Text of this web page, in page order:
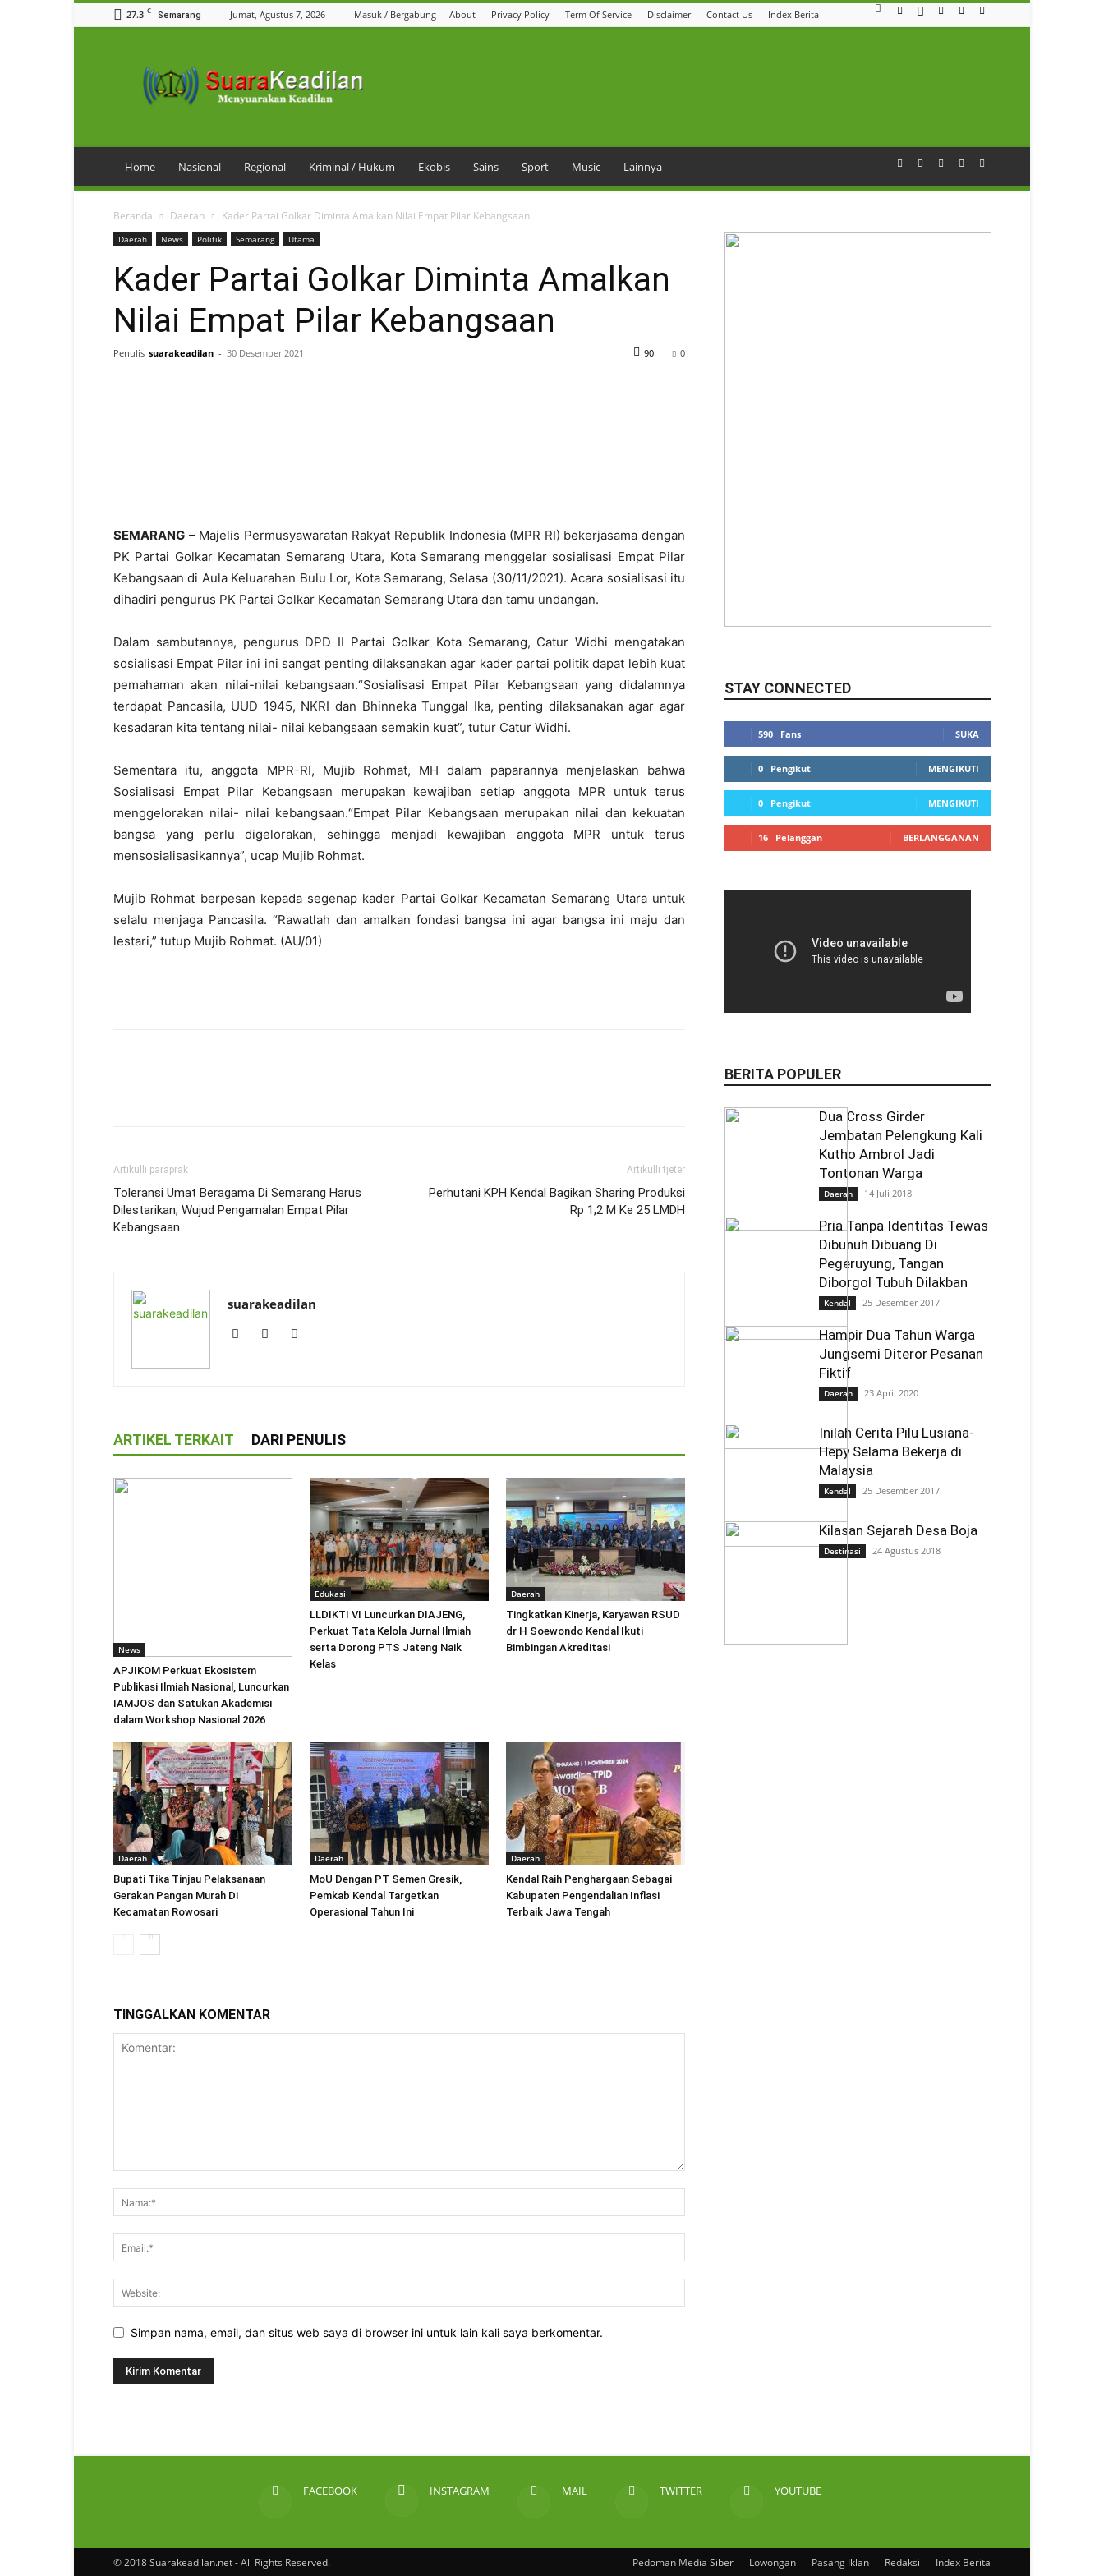
27.3 C Semarang Jumat, Agustus 7, 2026 Masuk / Bergabung About Privacy Policy Term Of Service Disclaimer Contact Us Index Berita
Home Nasional Regional Kriminal / Hukum Ekobis Sains Sport Music Lainnya
Beranda Daerah Kader Partai Golkar Diminta Amalkan Nilai Empat Pilar Kebangsaan
Daerah News Politik Semarang Utama
Kader Partai Golkar Diminta Amalkan
Nilai Empat Pilar Kebangsaan
Penulis suarakeadilan - 30 Desember 2021 0
90
SEMARANG – Majelis Permusyawaratan Rakyat Republik Indonesia (MPR RI) bekerjasama dengan
PK Partai Golkar Kecamatan Semarang Utara, Kota Semarang menggelar sosialisasi Empat Pilar
Kebangsaan di Aula Keluarahan Bulu Lor, Kota Semarang, Selasa (30/11/2021). Acara sosialisasi itu
dihadiri pengurus PK Partai Golkar Kecamatan Semarang Utara dan tamu undangan.
Dalam sambutannya, pengurus DPD II Partai Golkar Kota Semarang, Catur Widhi mengatakan
sosialisasi Empat Pilar ini ini sangat penting dilaksanakan agar kader partai politik dapat lebih kuat
pemahaman akan nilai-nilai kebangsaan.“Sosialisasi Empat Pilar Kebangsaan yang didalamnya
terdapat Pancasila, UUD 1945, NKRI dan Bhinneka Tunggal Ika, penting dilaksanakan agar agar
kesadaran kita tentang nilai- nilai kebangsaan semakin kuat”, tutur Catur Widhi.
Sementara itu, anggota MPR-RI, Mujib Rohmat, MH dalam paparannya menjelaskan bahwa
Sosialisasi Empat Pilar Kebangsaan merupakan kewajiban setiap anggota MPR untuk terus
menggelorakan nilai- nilai kebangsaan.“Empat Pilar Kebangsaan merupakan nilai dan kekuatan
bangsa yang perlu digelorakan, sehingga menjadi kewajiban anggota MPR untuk terus
mensosialisasikannya”, ucap Mujib Rohmat.
Mujib Rohmat berpesan kepada segenap kader Partai Golkar Kecamatan Semarang Utara untuk
selalu menjaga Pancasila. “Rawatlah dan amalkan fondasi bangsa ini agar bangsa ini maju dan
lestari,” tutup Mujib Rohmat. (AU/01)
Artikulli paraprak
Toleransi Umat Beragama Di Semarang Harus
Dilestarikan, Wujud Pengamalan Empat Pilar
Kebangsaan
Artikulli tjetër
Perhutani KPH Kendal Bagikan Sharing Produksi
Rp 1,2 M Ke 25 LMDH
suarakeadilan
ARTIKEL TERKAIT DARI PENULIS
News
APJIKOM Perkuat Ekosistem
Publikasi Ilmiah Nasional, Luncurkan
IAMJOS dan Satukan Akademisi
dalam Workshop Nasional 2026
Edukasi
LLDIKTI VI Luncurkan DIAJENG,
Perkuat Tata Kelola Jurnal Ilmiah
serta Dorong PTS Jateng Naik
Kelas
Daerah
Tingkatkan Kinerja, Karyawan RSUD
dr H Soewondo Kendal Ikuti
Bimbingan Akreditasi
Daerah
Bupati Tika Tinjau Pelaksanaan
Gerakan Pangan Murah Di
Kecamatan Rowosari
Daerah
MoU Dengan PT Semen Gresik,
Pemkab Kendal Targetkan
Operasional Tahun Ini
Daerah
Kendal Raih Penghargaan Sebagai
Kabupaten Pengendalian Inflasi
Terbaik Jawa Tengah
TINGGALKAN KOMENTAR
Simpan nama, email, dan situs web saya di browser ini untuk lain kali saya berkomentar.
STAY CONNECTED
590 Fans SUKA
0 Pengikut MENGIKUTI
0 Pengikut MENGIKUTI
16 Pelanggan BERLANGGANAN
BERITA POPULER
Dua Cross Girder
Jembatan Pelengkung Kali
Kutho Ambrol Jadi
Tontonan Warga
Daerah 14 Juli 2018
Pria Tanpa Identitas Tewas
Dibunuh Dibuang Di
Pegeruyung, Tangan
Diborgol Tubuh Dilakban
Kendal 25 Desember 2017
Hampir Dua Tahun Warga
Jungsemi Diteror Pesanan
Fiktif
Daerah 23 April 2020
Inilah Cerita Pilu Lusiana-
Hepy Selama Bekerja di
Malaysia
Kendal 25 Desember 2017
Kilasan Sejarah Desa Boja
Destinasi 24 Agustus 2018
FACEBOOK INSTAGRAM MAIL TWITTER YOUTUBE
Pedoman Media Siber Lowongan Pasang Iklan Redaksi Index Berita
© 2018 Suarakeadilan.net - All Rights Reserved.